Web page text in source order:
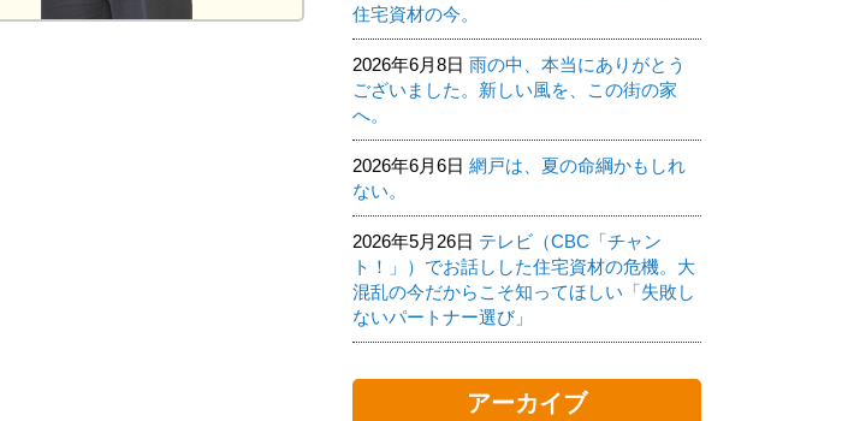
住宅資材の今。
2026年6月8日 雨の中、本当にありがとう
ございました。新しい風を、この街の家
へ。
2026年6月6日 網戸は、夏の命綱かもしれ
ない。
2026年5月26日 テレビ（CBC「チャン
ト！」）でお話しした住宅資材の危機。大
混乱の今だからこそ知ってほしい「失敗し
ないパートナー選び」
アーカイブ